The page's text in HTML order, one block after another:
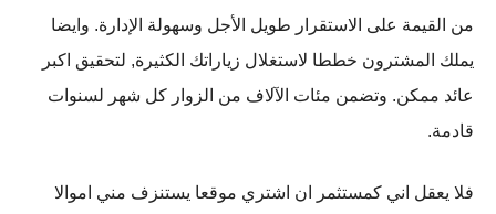
من القيمة على الاستقرار طويل الأجل وسهولة الإدارة. وايضا
يملك المشترون خططا لاستغلال زياراتك الكثيرة, لتحقيق اكبر
عائد ممكن. وتضمن مئات الآلاف من الزوار كل شهر لسنوات
قادمة.
فلا يعقل اني كمستثمر ان اشتري موقعا يستنزف مني اموالا